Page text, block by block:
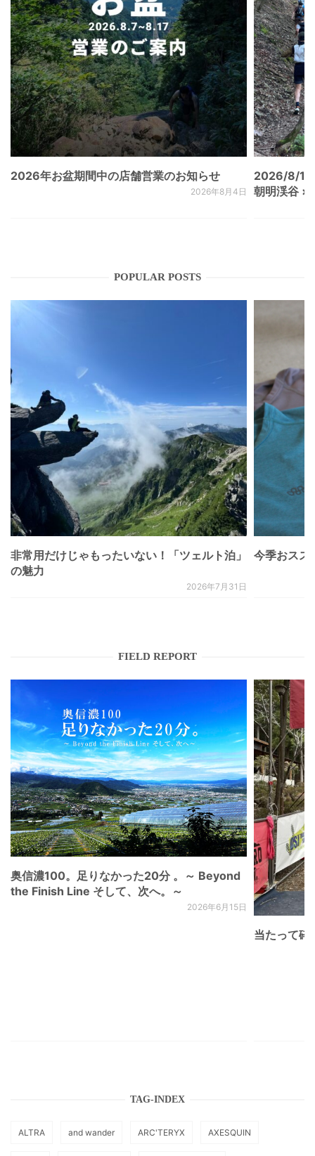
2026年お盆期間中の店舗営業のお知らせ
2026年8月4日
2026/8/
朝明渓谷 ×
POPULAR POSTS
非常用だけじゃもったいない！「ツェルト泊」
の魅力
2026年7月31日
今季おスス
FIELD REPORT
奥信濃100。足りなかった20分 。～ Beyond
the Finish Line そして、次へ。～
2026年6月15日
当たって砕
TAG-INDEX
ALTRA and wander ARC'TERYX AXESQUIN